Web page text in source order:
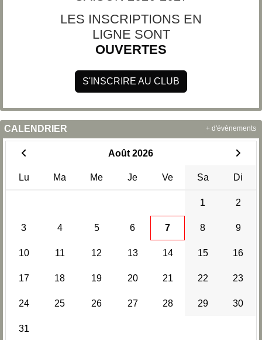
LES INSCRIPTIONS EN
LIGNE SONT
OUVERTES
S'INSCRIRE AU CLUB
CALENDRIER
Août 2026
Lu Ma Me Je Ve Sa Di
1 2
3 4 5 6 7 8 9
10 11 12 13 14 15 16
17 18 19 20 21 22 23
24 25 26 27 28 29 30
31
+ d'évènements